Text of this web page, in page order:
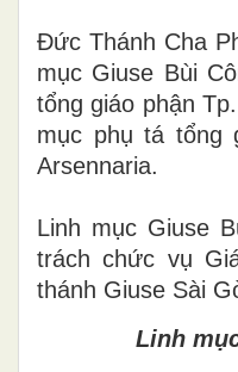
Đức Thánh Cha
mục Giuse Bùi
tổng giáo phận
mục phụ tá tổng
Arsennaria.
Linh mục Giuse
trách chức vụ
thánh Giuse Sài
Linh